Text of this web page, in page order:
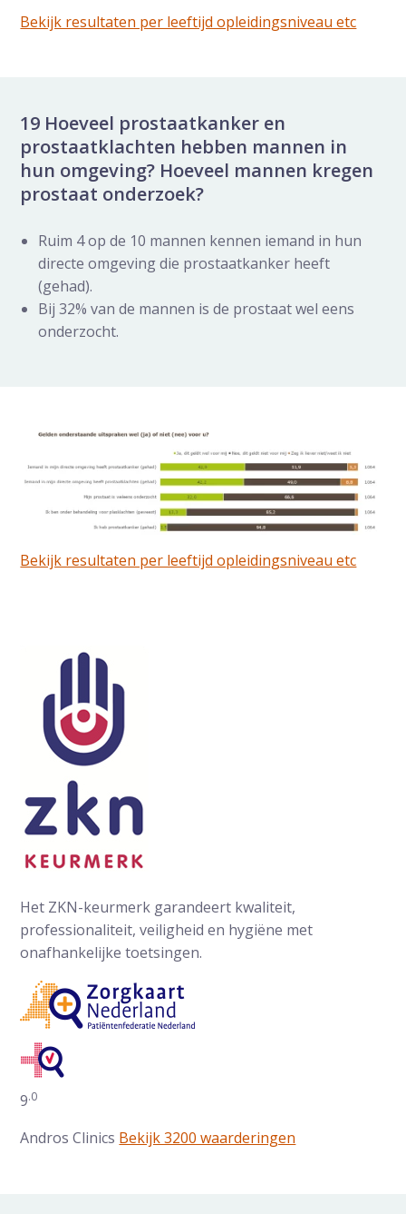
Bekijk resultaten per leeftijd opleidingsniveau etc
19 Hoeveel prostaatkanker en
prostaatklachten hebben mannen in
hun omgeving? Hoeveel mannen kregen
prostaat onderzoek?
Ruim 4 op de 10 mannen kennen iemand in hun
directe omgeving die prostaatkanker heeft
(gehad).
Bij 32% van de mannen is de prostaat wel eens
onderzocht.
Bekijk resultaten per leeftijd opleidingsniveau etc
Het ZKN-keurmerk garandeert kwaliteit,
professionaliteit, veiligheid en hygiëne met
onafhankelijke toetsingen.
Gemiddelde waarderingen op ZorgkaartNederland:
9.0
Andros Clinics Bekijk 3200 waarderingen